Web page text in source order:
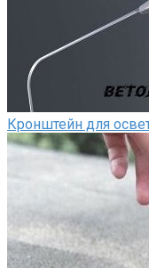
Кронштейн для